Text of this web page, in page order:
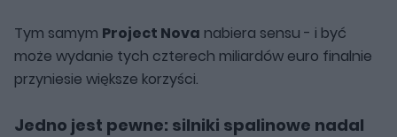
Tym samym Project Nova nabiera sensu - i być
może wydanie tych czterech miliardów euro finalnie
przyniesie większe korzyści.
Jedno jest pewne: silniki spalinowe nadal